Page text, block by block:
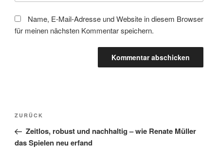
Name, E-Mail-Adresse und Website in diesem Browser
für meinen nächsten Kommentar speichern.
Beitragsnavigation
Vorheriger
Beitrag
ZURÜCK
Zeitlos, robust und nachhaltig – wie Renate Müller
das Spielen neu erfand